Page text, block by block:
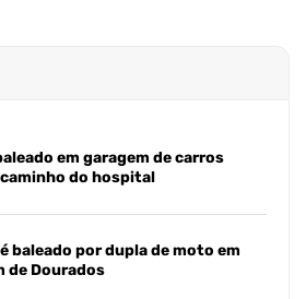
em garagem de carros
do hospital
baleado por dupla de moto em
de Dourados